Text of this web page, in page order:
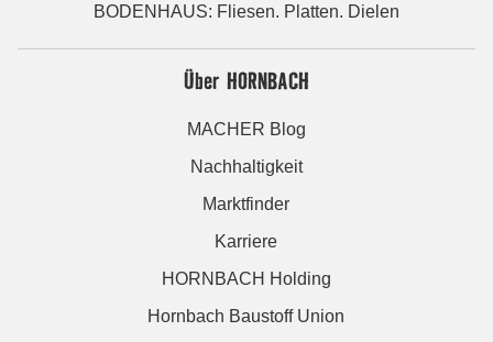
BODENHAUS: Fliesen. Platten. Dielen
Über HORNBACH
MACHER Blog
Nachhaltigkeit
Marktfinder
Karriere
HORNBACH Holding
Hornbach Baustoff Union